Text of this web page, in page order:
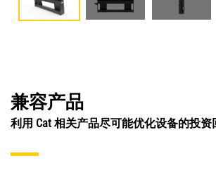
兼容产品
利用 Cat 相关产品尽可能优化设备的投资